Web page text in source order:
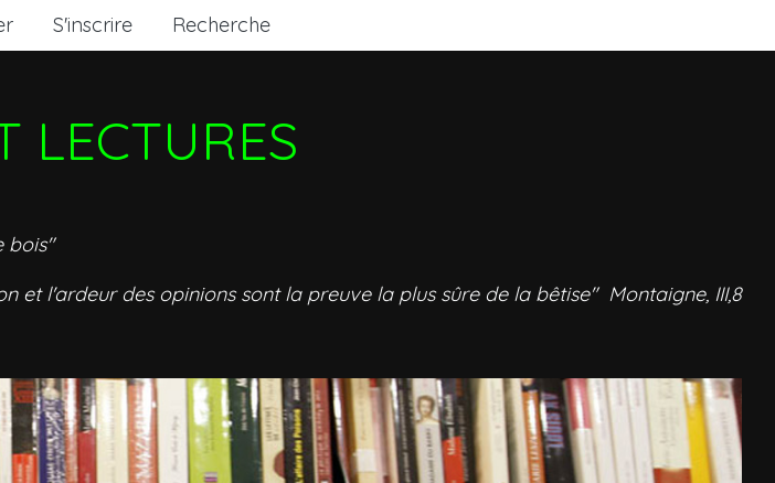
S'inscrire Recherche
LECTURES
bois"
et l'ardeur des opinions sont la preuve la plus sûre de la bêtise" Montaigne, III,8